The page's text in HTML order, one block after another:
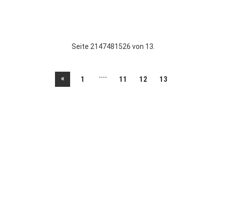
Seite 2147481526 von 13.
« 1 .... 11 12 13